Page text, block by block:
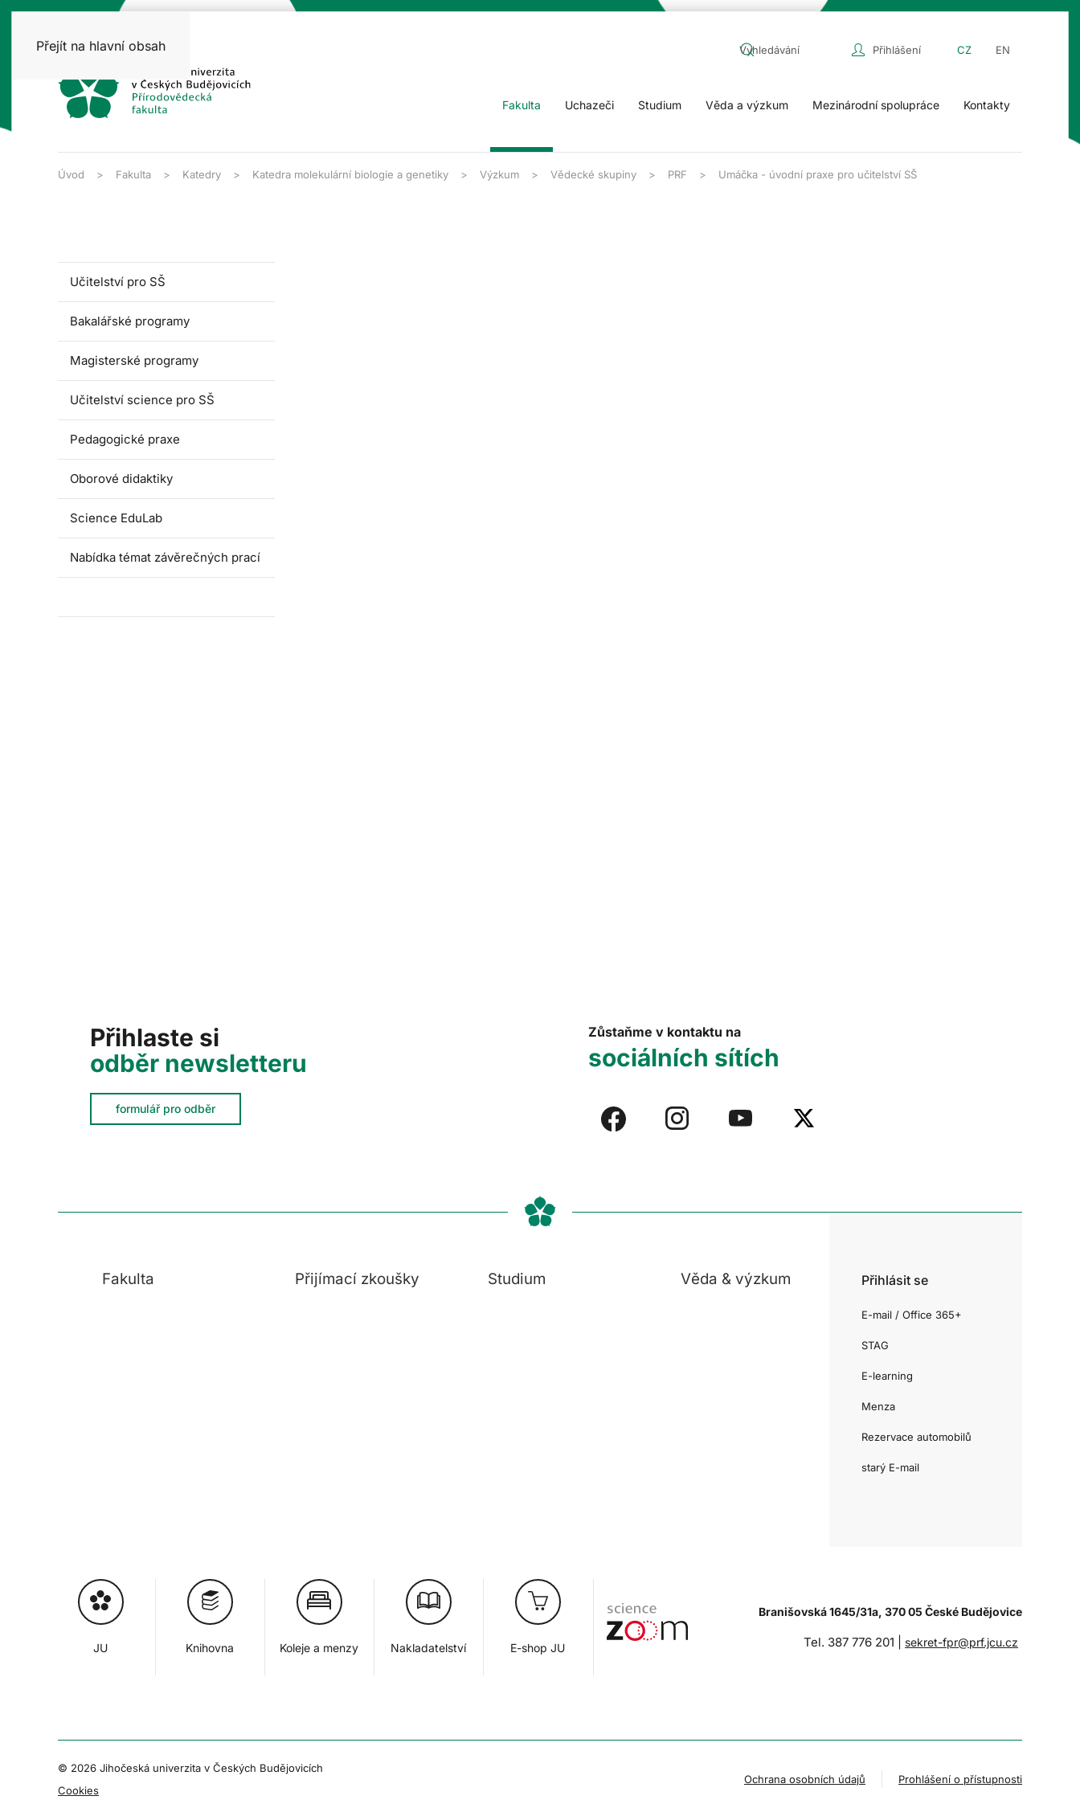
Přejít na hlavní obsah Přihlášení CZ EN
Fakulta Uchazeči Studium Věda a výzkum Mezinárodní spolupráce Kontakty
Úvod Fakulta Katedry Katedra molekulární biologie a genetiky Výzkum Vědecké skupiny PRF Umáčka - úvodní praxe pro učitelství SŠ
Učitelství pro SŠ
Bakalářské programy
Magisterské programy
Učitelství science pro SŠ
Pedagogické praxe
Oborové didaktiky
Science EduLab
Nabídka témat závěrečných prací
Přihlaste si
odběr newsletteru
formulář pro odběr
Zůstaňme v kontaktu na
sociálních sítích
Fakulta Přijímací zkoušky Studium Věda & výzkum Přihlásit se
E-mail / Office 365+
STAG
E-learning
Menza
Rezervace automobilů
starý E-mail
JU Knihovna Koleje a menzy Nakladatelství E-shop JU
Branišovská 1645/31a, 370 05 České Budějovice
Tel. 387 776 201 | sekret-fpr@prf.jcu.cz
© 2026 Jihočeská univerzita v Českých Budějovicích
Cookies
Ochrana osobních údajů Prohlášení o přístupnosti